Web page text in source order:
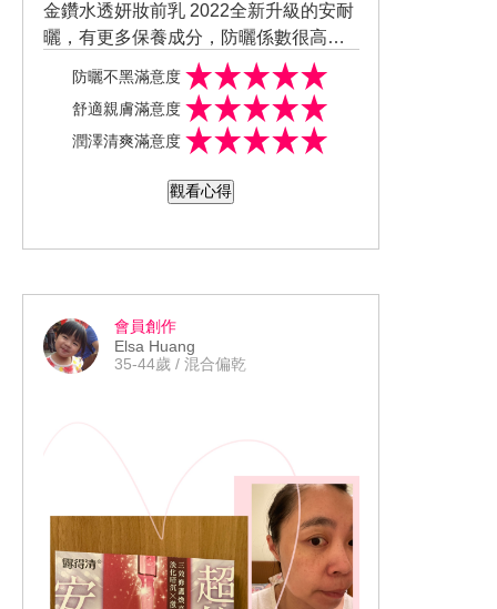
金鑽水透妍妝前乳 2022全新升級的安耐
曬，有更多保養成分，防曬係數很高，
是SPF50+ PA++++ ，質地不會粘膩很好
推勻，淡淡的香味很好聞，也不泛白，
夏天在戶外2-3小時建議補擦一次，尤其
是水上活動一定要補擦，才不會曬黑又
防曬不黑滿意度
舒適親膚滿意度
潤澤清爽滿意度
觀看心得
會員創作
Elsa Huang
35-44歲 / 混合偏乾